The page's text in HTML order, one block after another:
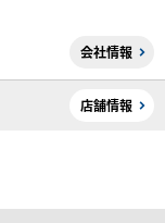
会社情報
店舗情報